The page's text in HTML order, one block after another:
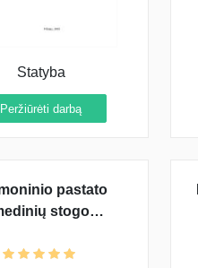
Statyba
Peržiūrėti darbą
pastato
stogo
projektavimas